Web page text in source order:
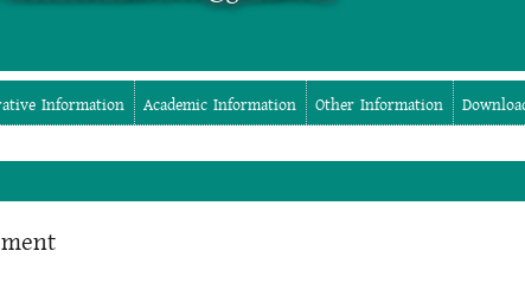
Information Academic Information Other Information